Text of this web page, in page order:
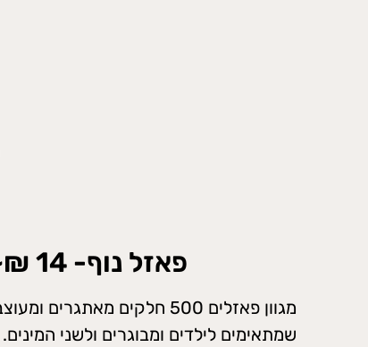
פאזל נוף- 14 ₪~
מגוון פאזלים 500 חלקים מאתגרים ומעוצבים,
שמתאימים לילדים ומבוגרים ולשני המינים.